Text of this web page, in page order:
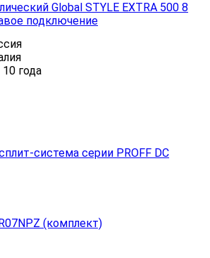
Global STYLE EXTRA 500 8
подключение
10 года